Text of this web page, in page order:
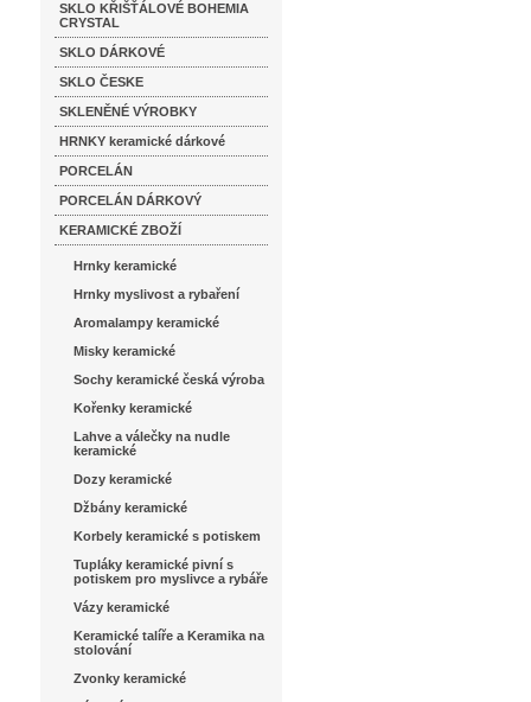
SKLO KŘIŠŤÁLOVÉ BOHEMIA
CRYSTAL
SKLO DÁRKOVÉ
SKLO ČESKE
SKLENĚNÉ VÝROBKY
HRNKY keramické dárkové
PORCELÁN
PORCELÁN DÁRKOVÝ
KERAMICKÉ ZBOŽÍ
Hrnky keramické
Hrnky myslivost a rybaření
Aromalampy keramické
Misky keramické
Sochy keramické česká výroba
Kořenky keramické
Lahve a válečky na nudle
keramické
Dozy keramické
Džbány keramické
Korbely keramické s potiskem
Tupláky keramické pivní s
potiskem pro myslivce a rybáře
Vázy keramické
Keramické talíře a Keramika na
stolování
Zvonky keramické